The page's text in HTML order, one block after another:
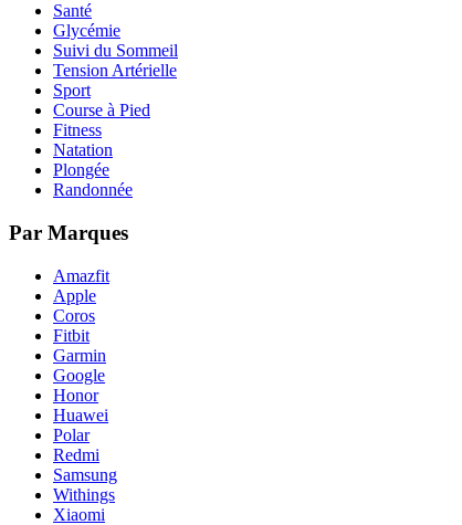
Santé
Glycémie
Suivi du Sommeil
Tension Artérielle
Sport
Course à Pied
Fitness
Natation
Plongée
Randonnée
Par Marques
Amazfit
Apple
Coros
Fitbit
Garmin
Google
Honor
Huawei
Polar
Redmi
Samsung
Withings
Xiaomi